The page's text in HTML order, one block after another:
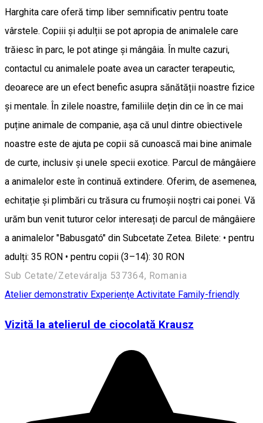
Harghita care oferă timp liber semnificativ pentru toate
vârstele. Copiii și adulții se pot apropia de animalele care
trăiesc în parc, le pot atinge și mângâia. În multe cazuri,
contactul cu animalele poate avea un caracter terapeutic,
deoarece are un efect benefic asupra sănătății noastre fizice
și mentale. În zilele noastre, familiile dețin din ce în ce mai
puține animale de companie, așa că unul dintre obiectivele
noastre este de ajuta pe copii să cunoască mai bine animale
de curte, inclusiv și unele specii exotice. Parcul de mângâiere
a animalelor este în continuă extindere. Oferim, de asemenea,
echitație și plimbări cu trăsura cu frumoșii noștri cai ponei. Vă
urăm bun venit tuturor celor interesați de parcul de mângâiere
a animalelor "Babusgató" din Subcetate Zetea. Bilete: • pentru
adulți: 35 RON • pentru copii (3–14): 30 RON
Sub Cetate/Zeteváralja 537364, Romania
Atelier demonstrativ Experienţe Activitate Family-friendly
Vizită la atelierul de ciocolată Krausz